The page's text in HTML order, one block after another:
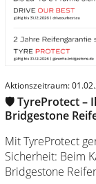
Aktionszeitraum:
🛡️ TyreProtect –
Bridgestone
Mit TyreProtect
Sicherheit: Beim
Bridgestone